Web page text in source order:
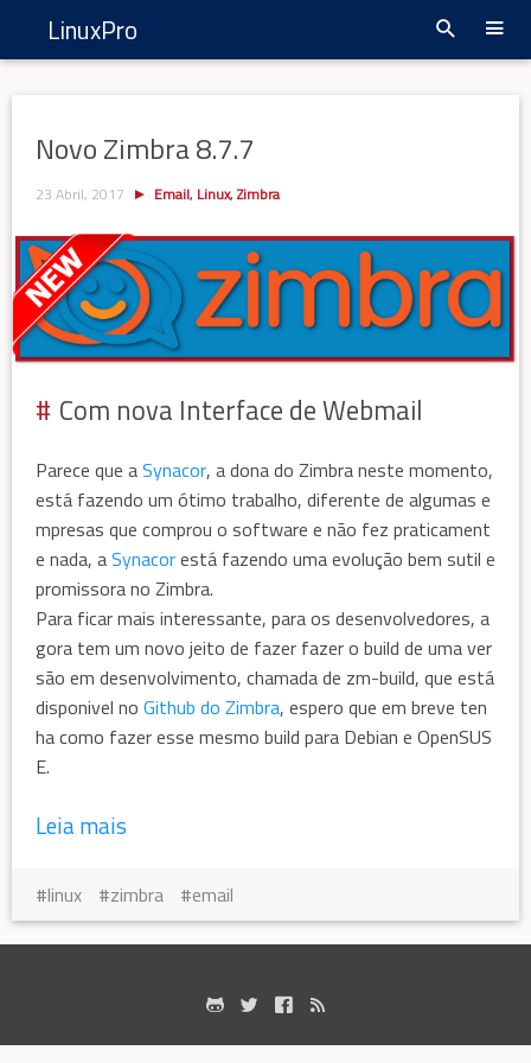
LinuxPro
Novo Zimbra 8.7.7
23 Abril, 2017 Email, Linux, Zimbra
Com nova Interface de Webmail
Parece que aSynacor, a dona do Zimbra neste momento,
está fazendo um ótimo trabalho, diferente de algumas e
mpresas que comprou o software e não fez praticament
e nada, aSynacorestá fazendo uma evolução bem sutil e
promissora no Zimbra.
Para ficar mais interessante, para os desenvolvedores, a
gora tem um novo jeito de fazer fazer o build de uma ver
são em desenvolvimento, chamada de zm-build, que está
disponivel no Github do Zimbra, espero que em breve ten
ha como fazer esse mesmo build para Debian e OpenSUS
E.
Leia mais
linux zimbra email